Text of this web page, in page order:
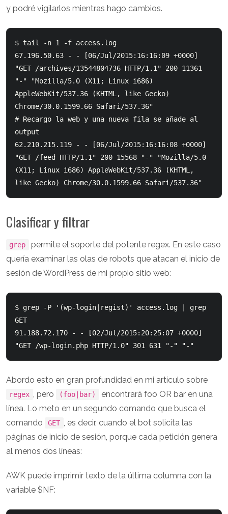
y podré vigilarlos mientras hago cambios.
$ tail -n 1 -f access.log
67.196.50.63 - - [06/Jul/2015:16:16:09 +0000]
"GET /archives/13544804736 HTTP/1.1" 200 11361
"-" "Mozilla/5.0 (X11; Linux i686)
AppleWebKit/537.36 (KHTML, like Gecko)
Chrome/30.0.1599.66 Safari/537.36"
# Recargo la web y una nueva fila se añade al
output
62.210.215.119 - - [06/Jul/2015:16:16:08 +0000]
"GET /feed HTTP/1.1" 200 15568 "-" "Mozilla/5.0
(X11; Linux i686) AppleWebKit/537.36 (KHTML,
Clasificar y filtrar
grep
permite el soporte del potente regex. En este caso
quería examinar las olas de robots que atacan el inicio de
sesión de WordPress de mi propio sitio web:
$ grep -P '(wp-login|regist)' access.log | grep
GET
91.188.72.170 - - [02/Jul/2015:20:25:07 +0000]
Abordo esto en gran profundidad en mi artículo sobre
regex , pero (foo|bar)
encontrará foo OR bar en una
línea. Lo meto en un segundo comando que busca el
comando
GET , es decir, cuando el bot solicita las
páginas de inicio de sesión, porque cada petición genera
al menos dos líneas:
AWK puede imprimir texto de la última columna con la
variable $NF: